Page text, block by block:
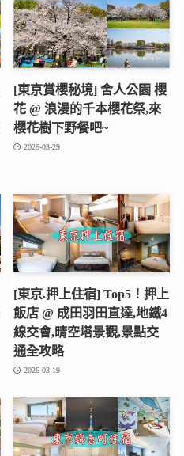
[東京賞櫻秘境] 舍人公園 櫻
花 @ 浪漫的千本櫻花祭,來
櫻花樹下野餐吧~
2026-03-29
[東京.押上住宿] Top5！押上
飯店 @ 成田羽田直達,地鐵4
線交會,晴空塔景觀,景點交
通全攻略
2026-03-19